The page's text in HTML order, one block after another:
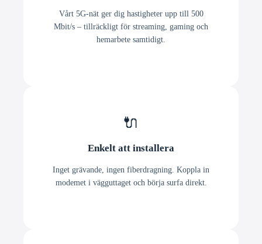
Vårt 5G-nät ger dig hastigheter upp till 500
Mbit/s – tillräckligt för streaming, gaming och
hemarbete samtidigt.
🔌
Enkelt att installera
Inget grävande, ingen fiberdragning. Koppla in
modemet i vägguttaget och börja surfa direkt.